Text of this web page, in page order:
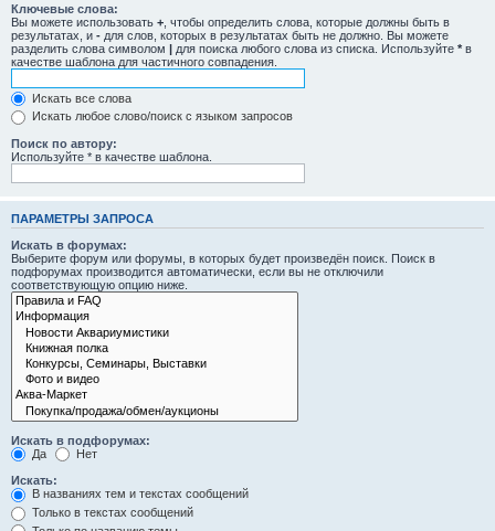
Ключевые слова:
Вы можете использовать + , чтобы определить слова, которые должны быть в
результатах, и - для слов, которых в результатах быть не должно. Вы можете
разделить слова символом | для поиска любого слова из списка. Используйте * в
качестве шаблона для частичного совпадения.
Искать все слова
Искать любое слово/поиск с языком запросов
Поиск по автору:
Используйте * в качестве шаблона.
ПАРАМЕТРЫ ЗАПРОСА
Искать в форумах:
Выберите форум или форумы, в которых будет произведён поиск. Поиск в
подфорумах производится автоматически, если вы не отключили
соответствующую опцию ниже.
Искать в подфорумах:
Да
Нет
Искать:
В названиях тем и текстах сообщений
Только в текстах сообщений